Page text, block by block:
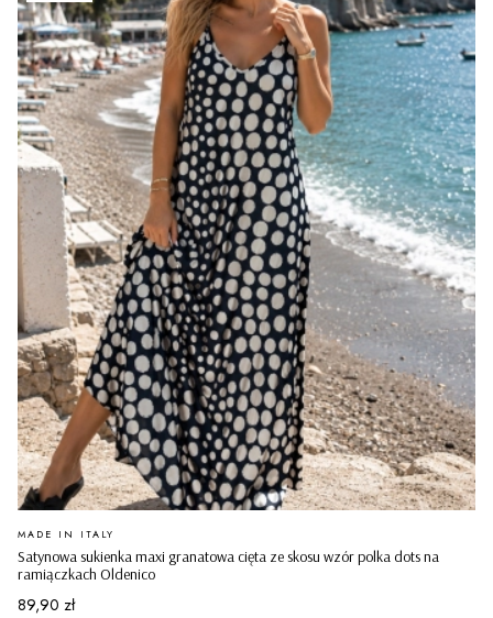
Satynowa sukienka maxi granatowa cięta ze skosu wzór polka dots na
ramiączkach Oldenico
PRODUCENT
MADE IN ITALY
Cena
89,90 zł